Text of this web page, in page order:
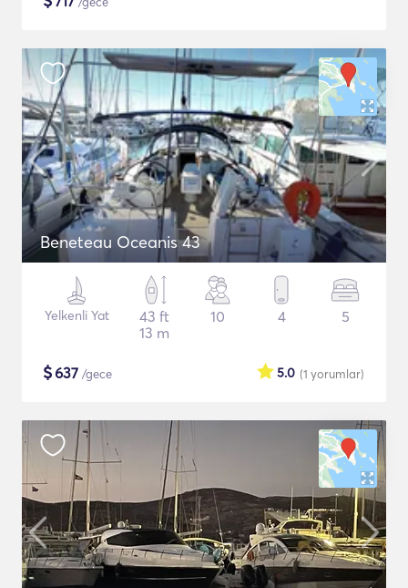
Beneteau Oceanis 43
Yelkenli Yat
43 ft
13 m
10 4 5
$637 /gece (1 yorumlar)
5.0